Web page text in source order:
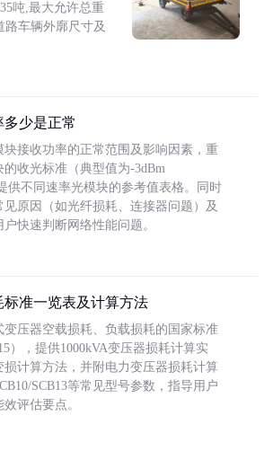
吨,最大允许总重
路车辆外廓尺寸及
少是正常
块接收功率的正常范围及影响因素，重
的收光标准（典型值为-3dBm
供不同速率光模块的参考值表格。同时
原因（如光纤损耗、连接器问题）及
快速判断网络性能问题。
准一览表及计算方法
变压器空载损耗、负载损耗的国家标准
），提供1000kVA变压器损耗计算实
损计算方法，并附电力变压器损耗计算
SCB13等常见型号参数，指导用户
评估要点。